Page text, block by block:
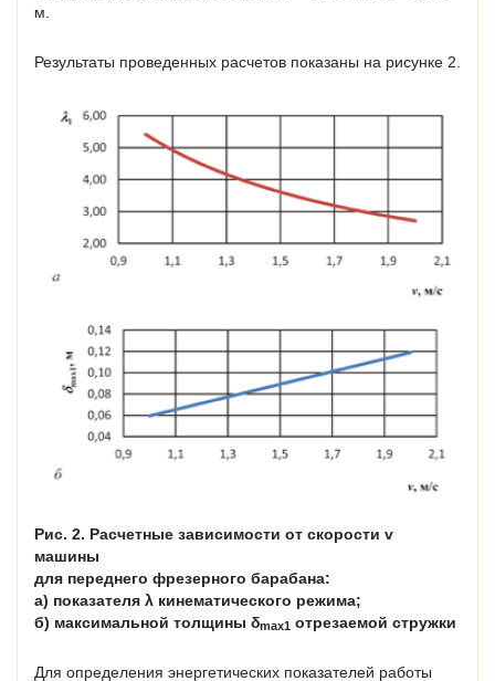
м.
Результаты проведенных расчетов показаны на рисунке 2.
Рис. 2. Расчетные зависимости от скорости v
машины
для переднего фрезерного барабана:
а) показателя λ кинематического режима;
б) максимальной толщины δmax1 отрезаемой стружки
Для определения энергетических показателей работы